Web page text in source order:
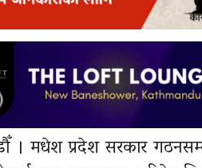
। मधेश प्रदेश सरकार